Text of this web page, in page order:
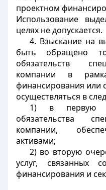
проектном
Использование
целях не допускается.
4. Взыскание на
быть обращено
обязательств
компании в
финансирования или
осуществляться в
1) в первую
обязательства
компании,
активами;
2) во вторую
услуг, связанных
финансирования и